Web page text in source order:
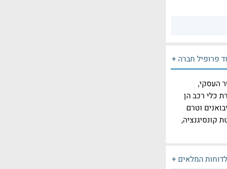
פרופיל חברה +
העסקי,
כלי רכב הן
וטרם
קונסיגנציה,
לדוחות המלאים +